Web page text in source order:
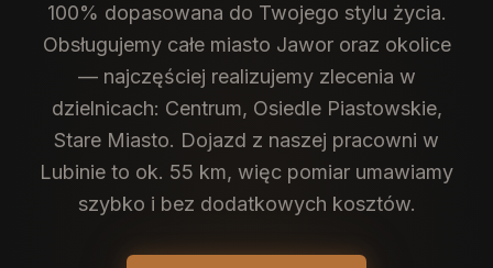
100% dopasowana do Twojego stylu życia.
Obsługujemy całe miasto Jawor oraz okolice
— najczęściej realizujemy zlecenia w
dzielnicach: Centrum, Osiedle Piastowskie,
Stare Miasto. Dojazd z naszej pracowni w
Lubinie to ok. 55 km, więc pomiar umawiamy
szybko i bez dodatkowych kosztów.